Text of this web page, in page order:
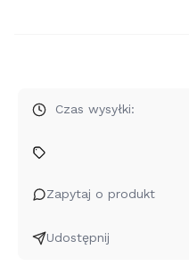
Czas wysyłki:
Zapytaj o produkt
Udostępnij